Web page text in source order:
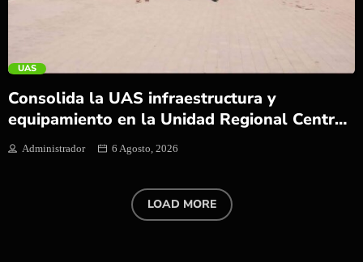
UAS
Consolida la UAS infraestructura y
equipamiento en la Unidad Regional Centro
Norte y garantiza espacios funcionales
rumbo al ciclo 2026-2027.
Administrador 6 Agosto, 2026
LOAD MORE